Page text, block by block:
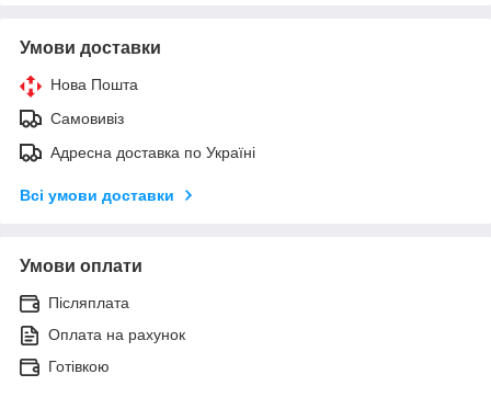
Умови доставки
Нова Пошта
Самовивіз
Адресна доставка по Україні
Всі умови доставки
Умови оплати
Післяплата
Оплата на рахунок
Готівкою